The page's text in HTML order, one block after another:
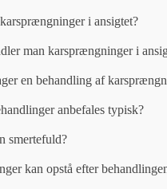
i ansigtet?
man karsprængninger i
en behandling af
anbefales typisk?
smertefuld?
kan opstå efter